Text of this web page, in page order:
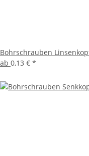
Bohrschrauben
ab 0,13 € *